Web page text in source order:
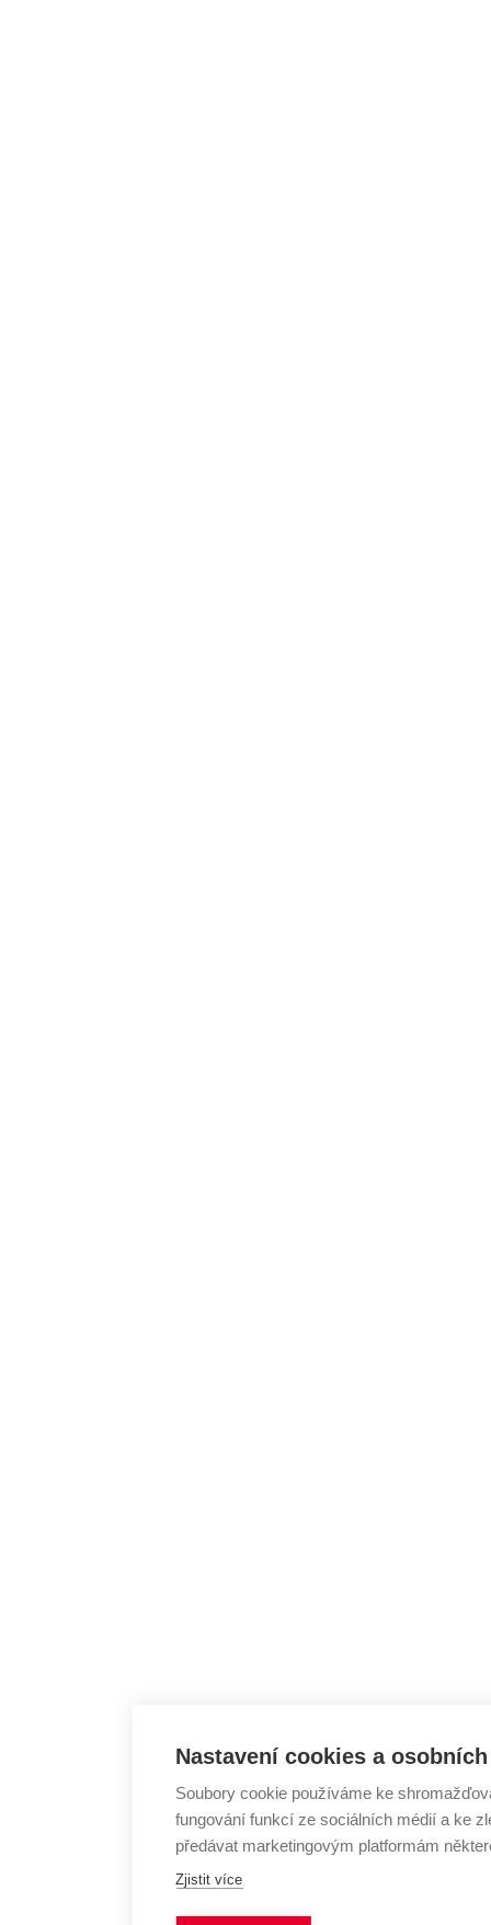
Nastavení cookies a
Soubory cookie používáme ke
fungování funkcí ze sociálních médií a ke
předávat marketingovým platformám
Zjistit více